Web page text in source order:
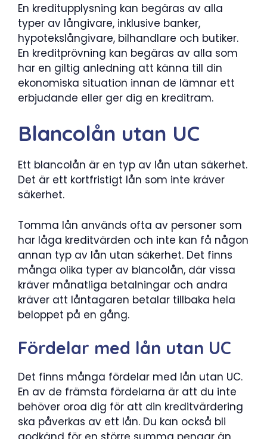
En kreditupplysning kan begäras av alla
typer av långivare, inklusive banker,
hypotekslångivare, bilhandlare och butiker.
En kreditprövning kan begäras av alla som
har en giltig anledning att känna till din
ekonomiska situation innan de lämnar ett
erbjudande eller ger dig en kreditram.
Blancolån utan UC
Ett blancolån är en typ av lån utan säkerhet.
Det är ett kortfristigt lån som inte kräver
säkerhet.
Tomma lån används ofta av personer som
har låga kreditvärden och inte kan få någon
annan typ av lån utan säkerhet. Det finns
många olika typer av blancolån, där vissa
kräver månatliga betalningar och andra
kräver att låntagaren betalar tillbaka hela
beloppet på en gång.
Fördelar med lån utan UC
Det finns många fördelar med lån utan UC.
En av de främsta fördelarna är att du inte
behöver oroa dig för att din kreditvärdering
ska påverkas av ett lån. Du kan också bli